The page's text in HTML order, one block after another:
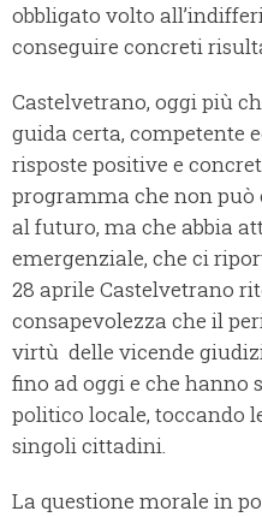
obbligato volto
conseguire concreti
Castelvetrano, oggi più
guida certa, competente
risposte positive e
programma che non può
al futuro, ma che abbia
emergenziale, che ci
28 aprile Castelvetrano
consapevolezza che il
virtù delle vicende
fino ad oggi e che
politico locale, toccando
singoli cittadini.
La questione morale in